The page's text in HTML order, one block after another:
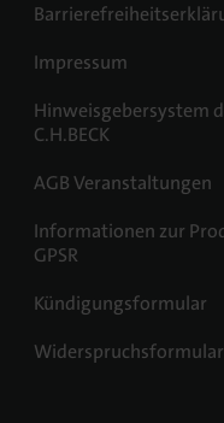
Impressum
Hinweisgebersystem
C.H.BECK
AGB Veranstaltungen
Informationen zur
GPSR
Kündigungsformular
Widerspruchsformular